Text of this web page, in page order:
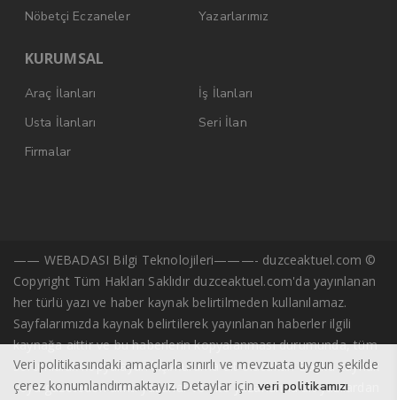
Nöbetçi Eczaneler
Yazarlarımız
KURUMSAL
Araç İlanları
İş İlanları
Usta İlanları
Seri İlan
Firmalar
—— WEBADASI Bilgi Teknolojileri———- duzceaktuel.com ©
Copyright Tüm Hakları Saklıdır duzceaktuel.com'da yayınlanan
her türlü yazı ve haber kaynak belirtilmeden kullanılamaz.
Sayfalarımızda kaynak belirtilerek yayınlanan haberler ilgili
kaynağa aittir ve bu haberlerin kopyalanması durumunda, tüm
sorumluluk kopyalayan kişi/kuruma ait olacaktır. Başka kaynak
veya gazeteden alıntı yazarlar ve site yazarlarına ait yazılardan
Veri politikasındaki amaçlarla sınırlı ve mevzuata uygun şekilde
çerez konumlandırmaktayız. Detaylar içinveri politikamızı